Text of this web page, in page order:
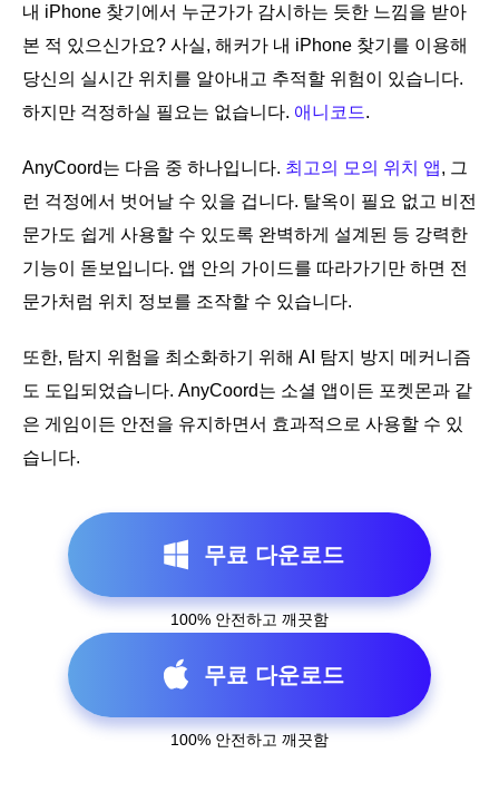
내 iPhone 찾기에서 누군가가 감시하는 듯한 느낌을 받아
본 적 있으신가요? 사실, 해커가 내 iPhone 찾기를 이용해
당신의 실시간 위치를 알아내고 추적할 위험이 있습니다.
하지만 걱정하실 필요는 없습니다. 애니코드.
AnyCoord는 다음 중 하나입니다. 최고의 모의 위치 앱, 그
런 걱정에서 벗어날 수 있을 겁니다. 탈옥이 필요 없고 비전
문가도 쉽게 사용할 수 있도록 완벽하게 설계된 등 강력한
기능이 돋보입니다. 앱 안의 가이드를 따라가기만 하면 전
문가처럼 위치 정보를 조작할 수 있습니다.
또한, 탐지 위험을 최소화하기 위해 AI 탐지 방지 메커니즘
도 도입되었습니다. AnyCoord는 소셜 앱이든 포켓몬과 같
은 게임이든 안전을 유지하면서 효과적으로 사용할 수 있
습니다.
무료 다운로드
100% 안전하고 깨끗함
무료 다운로드
100% 안전하고 깨끗함